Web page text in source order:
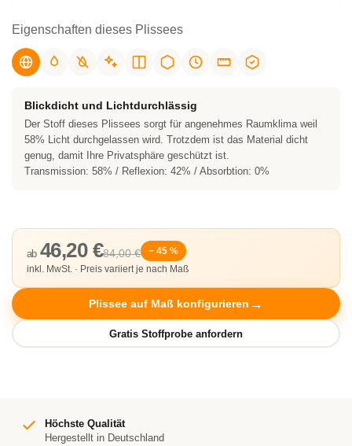
Eigenschaften dieses Plissees
Blickdicht und Lichtdurchlässig
Der Stoff dieses Plissees sorgt für angenehmes Raumklima weil
58% Licht durchgelassen wird. Trotzdem ist das Material dicht
genug, damit Ihre Privatsphäre geschützt ist.
Transmission: 58% / Reflexion: 42% / Absorbtion: 0%
84,00 €
ab 46,20 €
− 45 %
inkl. MwSt. · Preis variiert je nach Maß
Plissee auf Maß konfigurieren
Höchste Qualität
Hergestellt in Deutschland